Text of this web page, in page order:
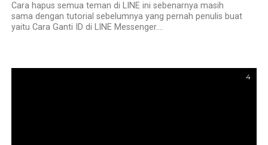
Cara hapus semua teman di LINE ini sebenarnya masih
sama dengan tutorial sebelumnya yang pernah penulis buat
yaitu Cara Ganti ID di LINE Messenger....
4